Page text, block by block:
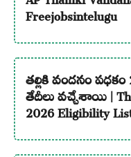
Freejobsintelugu
తల్లికి వందనం పధకం
తేదీలు వచ్చేశాయి |
2026 Eligibility